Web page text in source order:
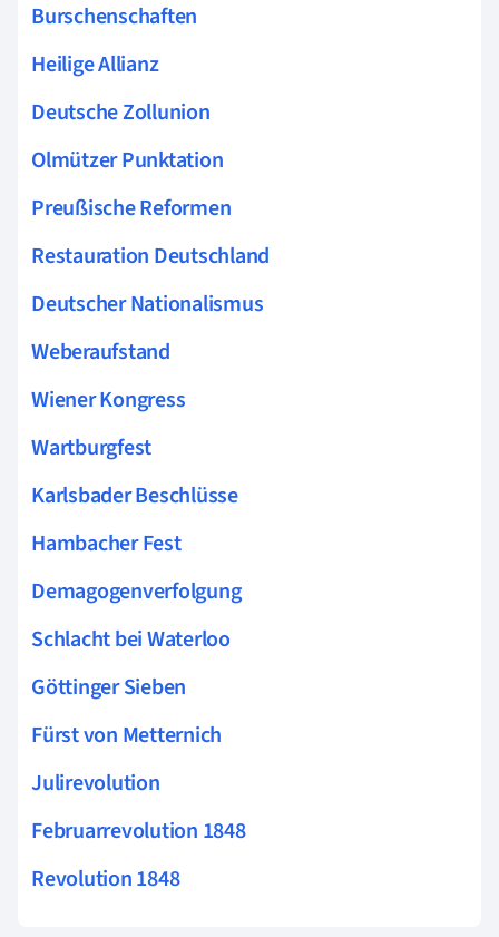
Burschenschaften
Heilige Allianz
Deutsche Zollunion
Olmützer Punktation
Preußische Reformen
Restauration Deutschland
Deutscher Nationalismus
Weberaufstand
Wiener Kongress
Wartburgfest
Karlsbader Beschlüsse
Hambacher Fest
Demagogenverfolgung
Schlacht bei Waterloo
Göttinger Sieben
Fürst von Metternich
Julirevolution
Februarrevolution 1848
Revolution 1848